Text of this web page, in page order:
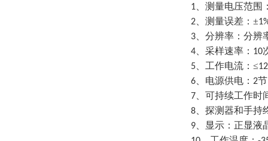
1 、测量电压范围
2 、测量误差：±
3 、分辨率：分辨
4 、采样速率： 10
5 、工作电流：≤
6 、电源供电： 2节
7 、可持续工作时
8 、探测器和手
9 、显示：正显